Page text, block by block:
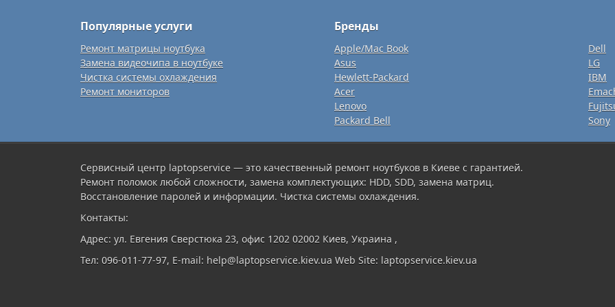
Популярные услуги Бренды
Ремонт матрицы ноутбука
Замена видеочипа в ноутбуке
Чистка системы охлаждения
Ремонт мониторов
Apple/Mac Book
Asus
Hewlett-Packard
Acer
Lenovo
Packard Bell
Dell
LG
IBM
Sony
Сервисный центр laptopservice — это качественный ремонт ноутбуков в Киеве с гарантией.
Ремонт поломок любой сложности, замена комплектующих: HDD, SDD, замена матриц.
Восстановление паролей и информации. Чистка системы охлаждения.
Контакты:
Адрес: ул. Евгения Сверстюка 23, офис 1202 02002 Киев, Украина ,
Тел: 096-011-77-97, E-mail: help@laptopservice.kiev.ua Web Site: laptopservice.kiev.ua